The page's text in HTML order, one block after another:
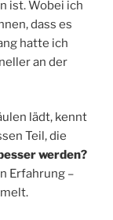
ist. Wobei ich
dass es
hatte ich
an der
lädt, kennt
Teil, die
werden?
Erfahrung –